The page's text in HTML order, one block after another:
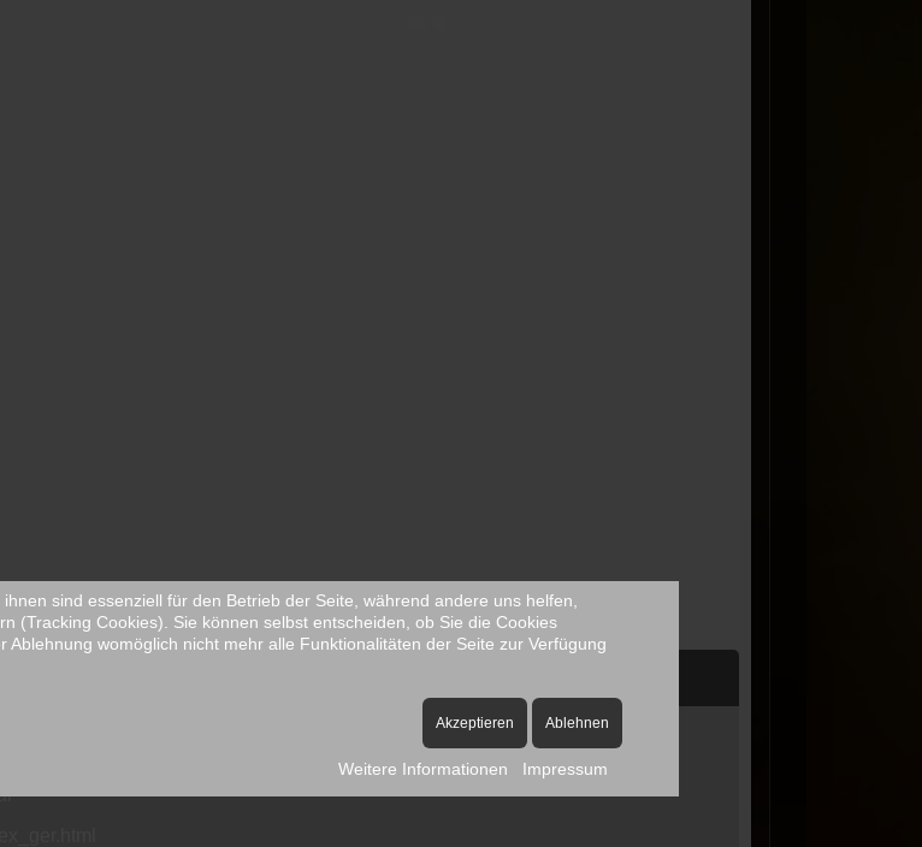
sind essenziell für den Betrieb der Seite, während andere uns helfen,
(Tracking Cookies). Sie können selbst entscheiden, ob Sie die Cookies
womöglich nicht mehr alle Funktionalitäten der Seite zur Verfügung
Akzeptieren Ablehnen
Weitere Informationen Impressum